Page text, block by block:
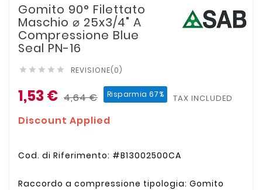
Gomito 90° Filettato
Maschio ⌀ 25x3/4" A
Compressione Blue
Seal PN-16
     REVISIONE(0)
1,53 € 4,64 € Risparmia 67% TAX INCLUDED
Discount Applied
Cod. di Riferimento: #B13002500CA
Raccordo a compressione tipologia: Gomito